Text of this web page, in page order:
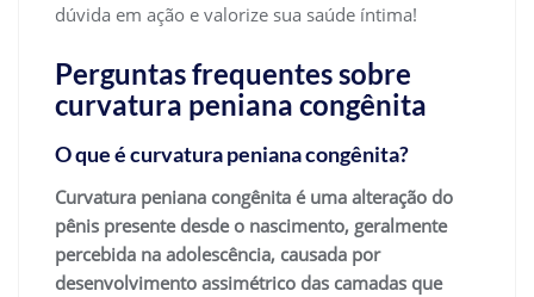
dúvida em ação e valorize sua saúde íntima!
Perguntas frequentes sobre
curvatura peniana congênita
O que é curvatura peniana congênita?
Curvatura peniana congênita é uma alteração do
pênis presente desde o nascimento, geralmente
percebida na adolescência, causada por
desenvolvimento assimétrico das camadas que